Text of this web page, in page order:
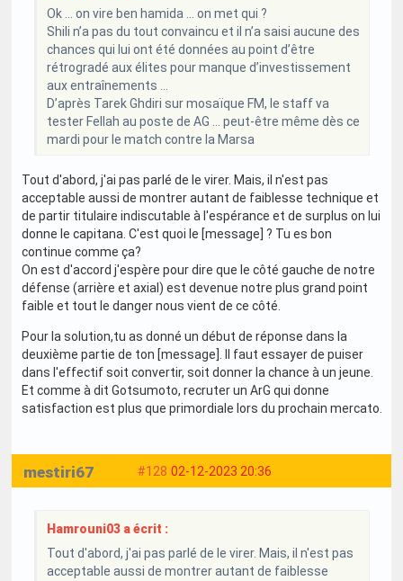
Ok … on vire ben hamida … on met qui ?
Shili n’a pas du tout convaincu et il n’a saisi aucune des
chances qui lui ont été données au point d’être
rétrogradé aux élites pour manque d’investissement
aux entraînements …
D’après Tarek Ghdiri sur mosaïque FM, le staff va
tester Fellah au poste de AG … peut-être même dès ce
mardi pour le match contre la Marsa
Tout d'abord, j'ai pas parlé de le virer. Mais, il n'est pas
acceptable aussi de montrer autant de faiblesse technique et
de partir titulaire indiscutable à l'espérance et de surplus on lui
donne le capitana. C'est quoi le [message] ? Tu es bon
continue comme ça?
On est d'accord j'espère pour dire que le côté gauche de notre
défense (arrière et axial) est devenue notre plus grand point
faible et tout le danger nous vient de ce côté.
Pour la solution,tu as donné un début de réponse dans la
deuxième partie de ton [message]. Il faut essayer de puiser
dans l'effectif soit convertir, soit donner la chance à un jeune.
Et comme à dit Gotsumoto, recruter un ArG qui donne
satisfaction est plus que primordiale lors du prochain mercato.
#128 02-12-2023 20:36
mestiri67
Hamrouni03 a écrit :
Tout d'abord, j'ai pas parlé de le virer. Mais, il n'est pas
acceptable aussi de montrer autant de faiblesse